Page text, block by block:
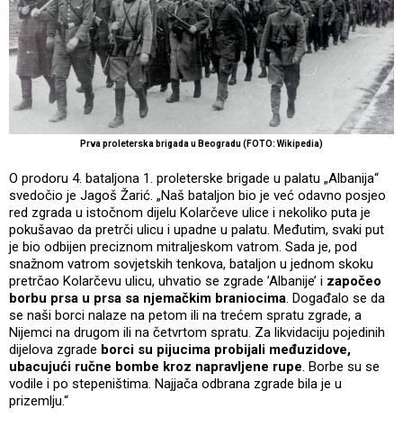
Prva proleterska brigada u Beogradu (FOTO: Wikipedia)
O prodoru 4. bataljona 1. proleterske brigade u palatu „Albanija“
svedočio je Jagoš Žarić. „Naš bataljon bio je već odavno posjeo
red zgrada u istočnom dijelu Kolarčeve ulice i nekoliko puta je
pokušavao da pretrči ulicu i upadne u palatu. Međutim, svaki put
je bio odbijen preciznom mitraljeskom vatrom. Sada je, pod
snažnom vatrom sovjetskih tenkova, bataljon u jednom skoku
pretrčao Kolarčevu ulicu, uhvatio se zgrade ’Albanije’ i započeo
borbu prsa u prsa sa njemačkim braniocima. Događalo se da
se naši borci nalaze na petom ili na trećem spratu zgrade, a
Nijemci na drugom ili na četvrtom spratu. Za likvidaciju pojedinih
dijelova zgrade borci su pijucima probijali međuzidove,
ubacujući ručne bombe kroz napravljene rupe. Borbe su se
vodile i po stepeništima. Najjača odbrana zgrade bila je u
prizemlju.“